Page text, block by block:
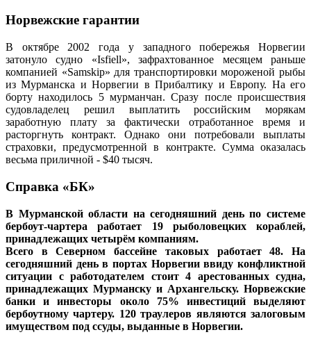
Норвежские гарантии
В октябре 2002 года у западного побережья Норвегии
затонуло судно «Isfiell», зафрахтованное месяцем раньше
компанией «Samskip» для транспортировки мороженой рыбы
из Мурманска и Норвегии в Прибалтику и Европу. На его
борту находилось 5 мурманчан. Сразу после происшествия
судовладелец решил выплатить российским морякам
заработную плату за фактически отработанное время и
расторгнуть контракт. Однако они потребовали выплаты
страховки, предусмотренной в контракте. Сумма оказалась
весьма приличной - $40 тысяч.
Справка «БК»
В Мурманской области на сегодняшний день по системе
бербоут-чартера работает 19 рыболовецких кораблей,
принадлежащих четырём компаниям.
Всего в Северном бассейне таковых работает 48. На
сегодняшний день в портах Норвегии ввиду конфликтной
ситуации с работодателем стоит 4 арестованных судна,
принадлежащих Мурманску и Архангельску. Норвежские
банки и инвесторы около 75% инвестиций выделяют
бербоутному чартеру. 120 траулеров являются залоговым
имуществом под ссуды, выданные в Норвегии.